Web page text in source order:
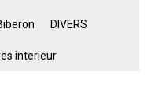
DIVERS
interieur